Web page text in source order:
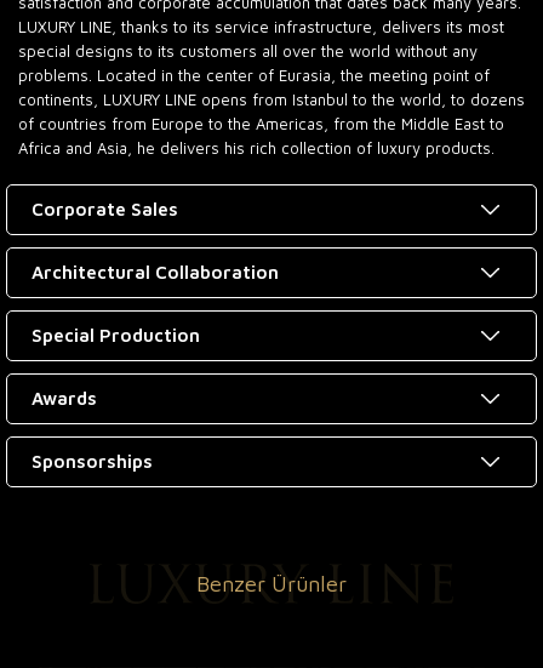
LUXURY LINE, thanks to its service infrastructure, delivers its most
special designs to its customers all over the world without any
problems. Located in the center of Eurasia, the meeting point of
continents, LUXURY LINE opens from Istanbul to the world, to dozens
of countries from Europe to the Americas, from the Middle East to
Africa and Asia, he delivers his rich collection of luxury products.
Corporate Sales
Architectural Collaboration
Special Production
Awards
Sponsorships
Benzer Ürünler